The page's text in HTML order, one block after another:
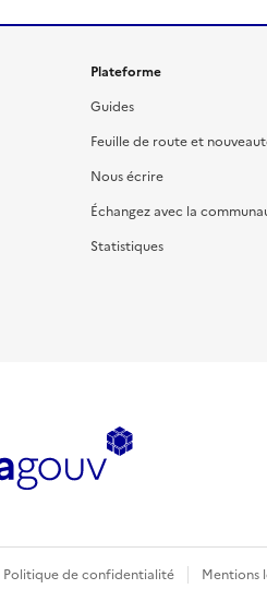
Plateforme
Guides
Feuille de route et
Nous écrire
Échangez avec la
Statistiques
Politique de confidentialité Mentions